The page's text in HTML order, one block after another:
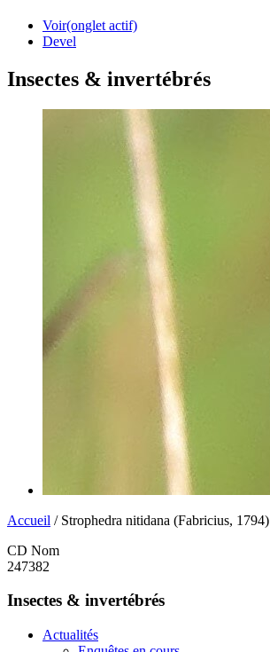
Voir(onglet actif)
Devel
Insectes & invertébrés
Accueil / Strophedra nitidana (Fabricius, 1794)
CD Nom
247382
Insectes & invertébrés
Actualités